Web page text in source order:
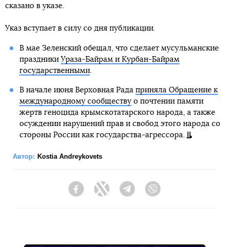
сказано в указе.
Указ вступает в силу со дня публикации.
В мае Зеленский обещал, что сделает мусульманские
праздники Ураза-Байрам и Курбан-Байрам
государственными.
В начале июня Верховная Рада приняла Обращение к
международному сообществуо почтении памяти
жертв геноцида крымскотатарского народа, а также
осуждении нарушений прав и свобод этого народа со
стороны России как государства-агрессора.
Автор: Kostia Andreykovets
FacebookTwitter Telegram